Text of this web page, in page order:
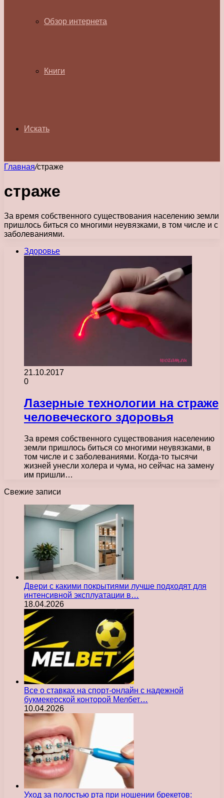
Обзор интернета
Книги
Искать
Главная/страже
страже
За время собственного существования населению земли
пришлось биться со многими неувязками, в том числе и с
заболеваниями.
Здоровье
21.10.2017
0
Лазерные технологии на страже
человеческого здоровья
За время собственного существования населению
земли пришлось биться со многими неувязками, в
том числе и с заболеваниями. Когда-то тысячи
жизней унесли холера и чума, но сейчас на замену
им пришли…
Свежие записи
Двери с какими покрытиями лучше подходят для
интенсивной эксплуатации в…
18.04.2026
Все о ставках на спорт-онлайн с надежной
букмекерской конторой Мелбет…
10.04.2026
Уход за полостью рта при ношении брекетов: